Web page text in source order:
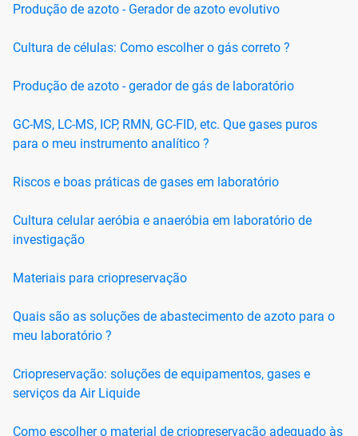
Produção de azoto - Gerador de azoto evolutivo
Cultura de células: Como escolher o gás correto ?
Produção de azoto - gerador de gás de laboratório
GC-MS, LC-MS, ICP, RMN, GC-FID, etc. Que gases puros
para o meu instrumento analítico ?
Riscos e boas práticas de gases em laboratório
Cultura celular aeróbia e anaeróbia em laboratório de
investigação
Materiais para criopreservação
Quais são as soluções de abastecimento de azoto para o
meu laboratório ?
Criopreservação: soluções de equipamentos, gases e
serviços da Air Liquide
Como escolher o material de criopreservação adequado às